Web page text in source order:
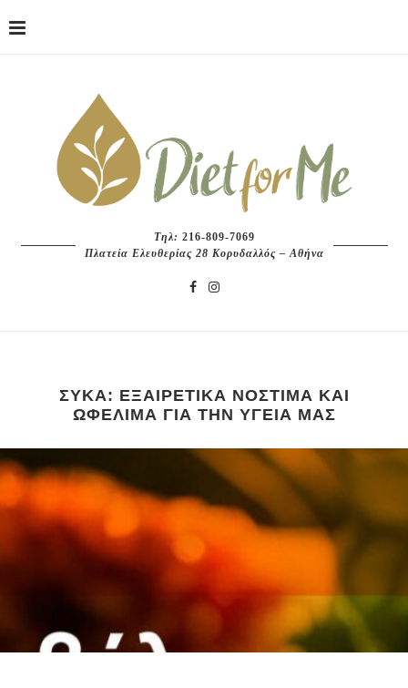
Τηλ: 216-809-7069
Πλατεία Ελευθερίας 28 Κορυδαλλός – Αθήνα
ΣΎΚΑ: ΕΞΑΙΡΕΤΙΚΆ ΝΌΣΤΙΜΑ ΚΑΙ
ΩΦΈΛΙΜΑ ΓΙΑ ΤΗΝ ΥΓΕΊΑ ΜΑΣ